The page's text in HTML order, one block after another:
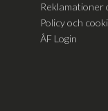
Policy och
ÅF Login